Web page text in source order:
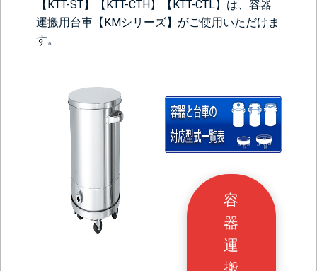
【KTT-ST】【KTT-CTH】【KTT-CTL】は、容器
運搬用台車【KMシリーズ】がご使用いただけま
す。
容
器
運